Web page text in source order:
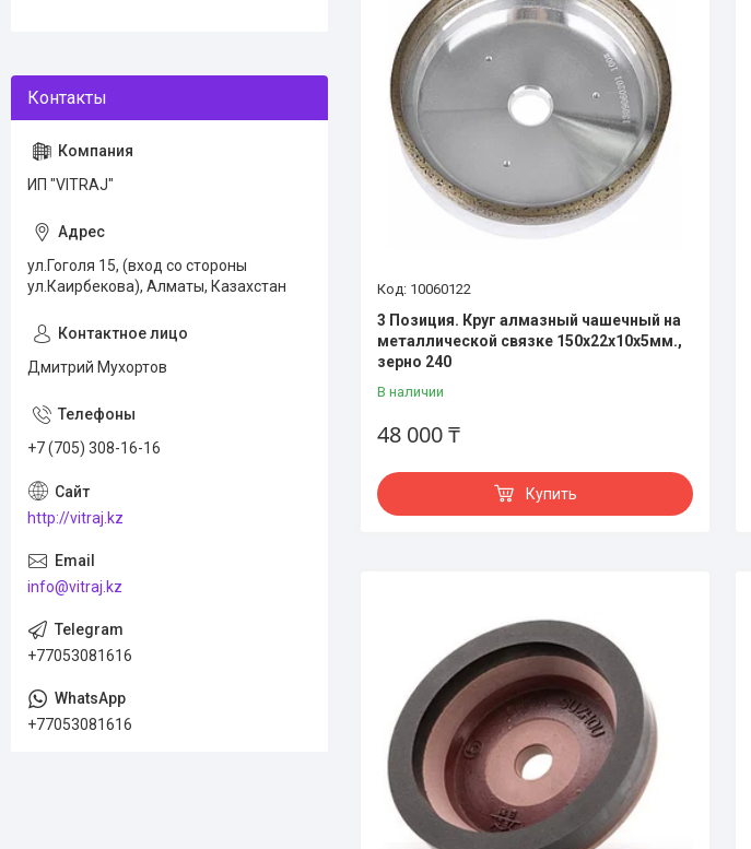
10060122
3 Позиция. Круг алмазный чашечный на
металлической связке 150х22х10х5мм.,
зерно 240
В наличии
48 000 ₸
Купить
ИП "VITRAJ"
ул.Гоголя 15, (вход со стороны
ул.Каирбекова), Алматы, Казахстан
Дмитрий Мухортов
+7 (705) 308-16-16
http://vitraj.kz
info@vitraj.kz
+77053081616
+77053081616